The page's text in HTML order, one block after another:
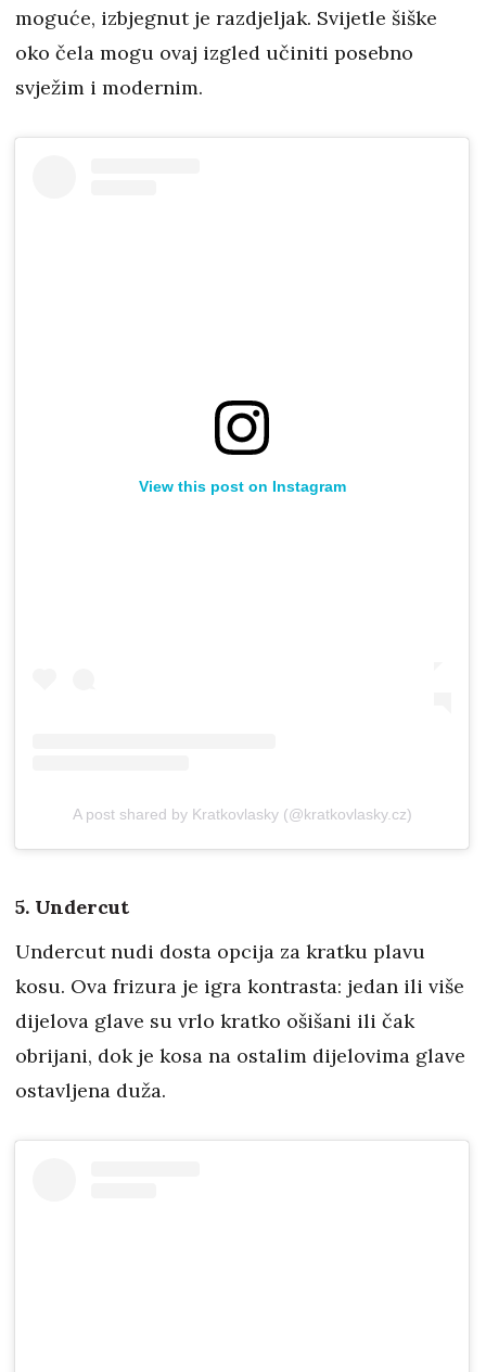
moguće, izbjegnut je razdjeljak. Svijetle šiške
oko čela mogu ovaj izgled učiniti posebno
svježim i modernim.
View this post on Instagram
A post shared by Kratkovlasky (@kratkovlasky.cz)
5. Undercut
Undercut nudi dosta opcija za kratku plavu
kosu. Ova frizura je igra kontrasta: jedan ili više
dijelova glave su vrlo kratko ošišani ili čak
obrijani, dok je kosa na ostalim dijelovima glave
ostavljena duža.